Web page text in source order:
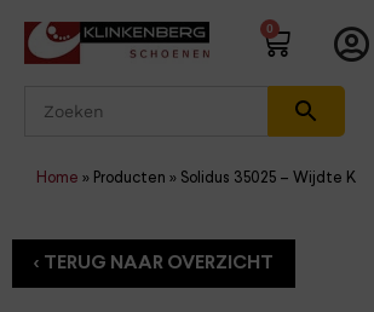
0
Home » Producten » Solidus 35025 – Wijdte K